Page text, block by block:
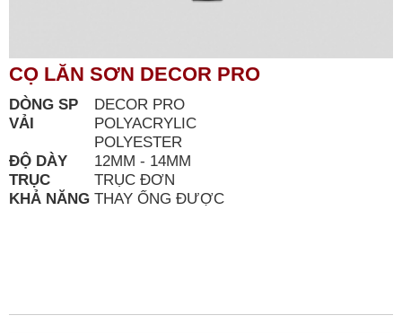
CỌ LĂN SƠN DECOR PRO
DÒNG SP
DECOR PRO
VẢI
POLYACRYLIC
POLYESTER
ĐỘ DÀY
12MM - 14MM
TRỤC
TRỤC ĐƠN
KHẢ NĂNG THAY ỐNG ĐƯỢC